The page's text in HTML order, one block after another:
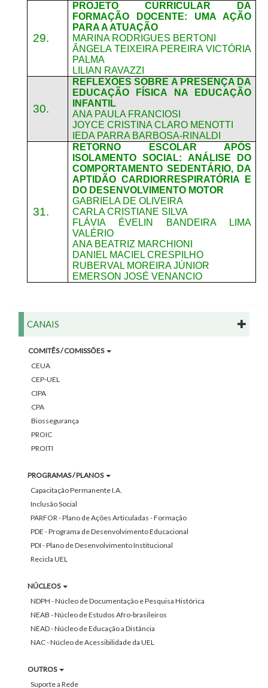
29.
PROJETO CURRICULAR DA
FORMAÇÃO DOCENTE: UMA AÇÃO
PARA A ATUAÇÃO
MARINA RODRIGUES BERTONI
ÂNGELA TEIXEIRA PEREIRA VICTÓRIA
PALMA
LILIAN RAVAZZI
30.
REFLEXÕES SOBRE A PRESENÇA DA
EDUCAÇÃO FÍSICA NA EDUCAÇÃO
INFANTIL
ANA PAULA FRANCIOSI
JOYCE CRISTINA CLARO MENOTTI
IEDA PARRA BARBOSA-RINALDI
31.
RETORNO ESCOLAR APÓS
ISOLAMENTO SOCIAL: ANÁLISE DO
COMPORTAMENTO SEDENTÁRIO, DA
APTIDÃO CARDIORRESPIRATÓRIA E
DO DESENVOLVIMENTO MOTOR
GABRIELA DE OLIVEIRA
CARLA CRISTIANE SILVA
FLÁVIA ÉVELIN BANDEIRA LIMA
VALÉRIO
ANA BEATRIZ MARCHIONI
DANIEL MACIEL CRESPILHO
RUBERVAL MOREIRA JÚNIOR
EMERSON JOSÉ VENANCIO
CANAIS
COMITÊS / COMISSÕES
CEUA
CEP-UEL
CIPA
CPA
Biossegurança
PROIC
PROITI
PROGRAMAS / PLANOS
Capacitação Permanente I.A.
Inclusão Social
PARFOR - Plano de Ações Articuladas - Formação
PDE - Programa de Desenvolvimento Educacional
PDI - Plano de Desenvolvimento Institucional
Recicla UEL
NÚCLEOS
NDPH - Núcleo de Documentação e Pesquisa Histórica
NEAB - Núcleo de Estudos Afro-brasileiros
NEAD - Núcleo de Educação a Distância
NAC - Núcleo de Acessibilidade da UEL
OUTROS
Suporte a Rede